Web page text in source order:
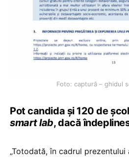
Foto: captură – ghidul
Pot candida și 120 de
smart lab, dacă
„Totodată, în cadrul